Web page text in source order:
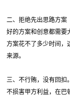
二、拒绝先出思路方案
好的方案和创意都需要
方案花不了多少时间，
来源。
三、不行贿，没有回扣。
不损害甲方利益，在巴